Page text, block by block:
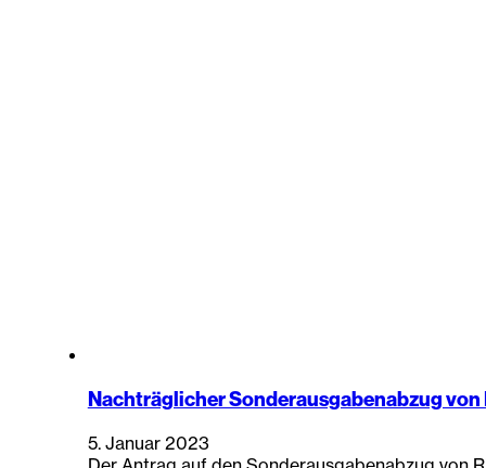
Nachträglicher Sonderausgabenabzug
5. Januar 2023